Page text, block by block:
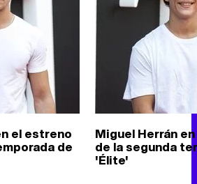
el estreno
de
Miguel Herrán
de la segunda
'Élite'